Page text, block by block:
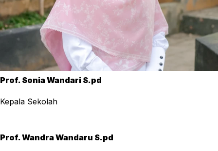
Prof. Sonia Wandari S.pd
Kepala Sekolah
Prof. Wandra Wandaru S.pd